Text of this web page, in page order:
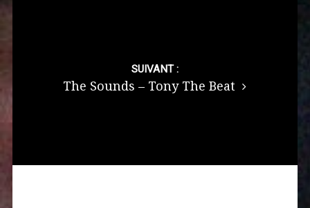
SUIVANT :
The Sounds – Tony The Beat